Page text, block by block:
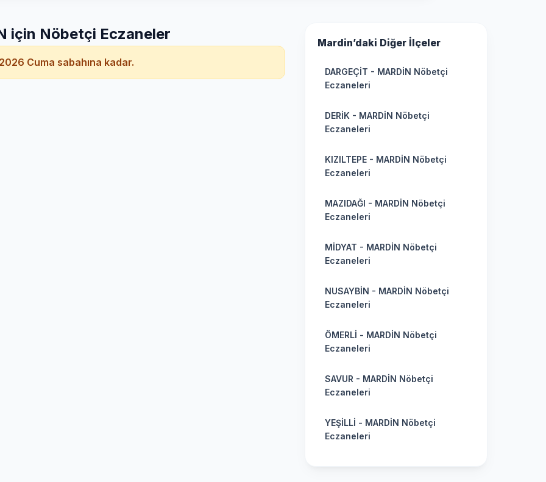
için Nöbetçi Eczaneler
Cuma sabahına kadar.
Mardin’daki Diğer İlçeler
DARGEÇİT - MARDİN Nöbetçi
Eczaneleri
DERİK - MARDİN Nöbetçi
Eczaneleri
KIZILTEPE - MARDİN Nöbetçi
Eczaneleri
MAZIDAĞI - MARDİN Nöbetçi
Eczaneleri
MİDYAT - MARDİN Nöbetçi
Eczaneleri
NUSAYBİN - MARDİN Nöbetçi
Eczaneleri
ÖMERLİ - MARDİN Nöbetçi
Eczaneleri
SAVUR - MARDİN Nöbetçi
Eczaneleri
YEŞİLLİ - MARDİN Nöbetçi
Eczaneleri